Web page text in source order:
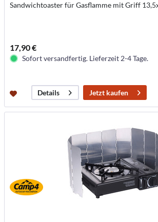
Sandwichtoaster für Gasflamme mit Griff
17,90 €
Sofort versandfertig. Lieferzeit 2-4 Tage.
Details Jetzt kaufen